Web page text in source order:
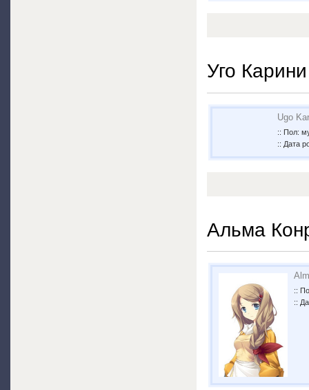
Уго Карини
Ugo
:: Пол:
:: Дата
Альма
::
::